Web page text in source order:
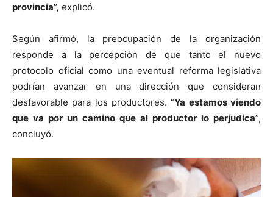
provincia”, explicó.
Según afirmó, la preocupación de la organización
responde a la percepción de que tanto el nuevo
protocolo oficial como una eventual reforma legislativa
podrían avanzar en una dirección que consideran
desfavorable para los productores. “Ya estamos viendo
que va por un camino que al productor lo perjudica”,
concluyó.